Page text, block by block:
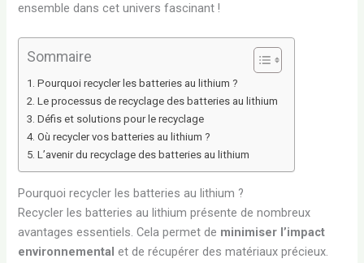
ensemble dans cet univers fascinant !
Sommaire
Pourquoi recycler les batteries au lithium ?
Le processus de recyclage des batteries au lithium
Défis et solutions pour le recyclage
Où recycler vos batteries au lithium ?
L’avenir du recyclage des batteries au lithium
Pourquoi recycler les batteries au lithium ?
Recycler les batteries au lithium présente de nombreux
avantages essentiels. Cela permet de minimiser l’impact
environnemental et de récupérer des matériaux précieux.